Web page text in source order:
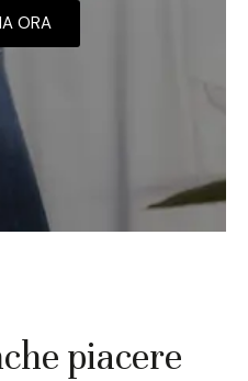
ORA
piacere